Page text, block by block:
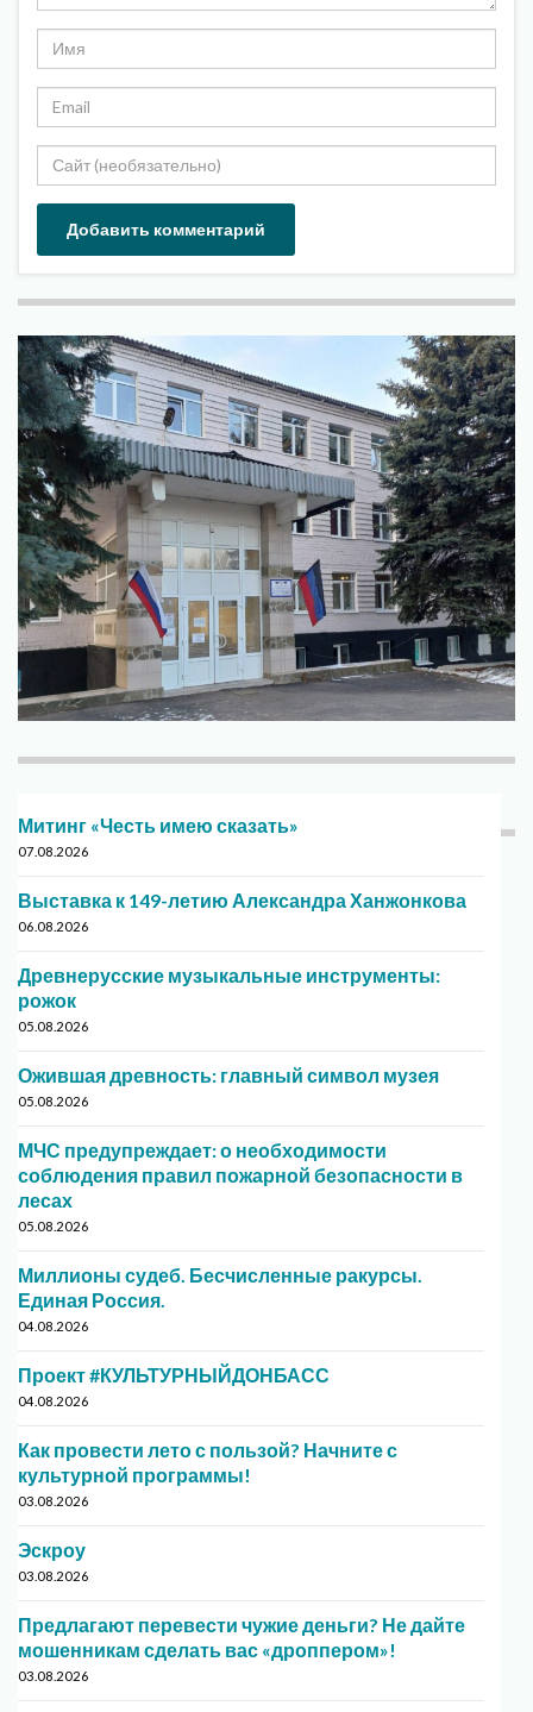
Митинг «Честь имею сказать»
07.08.2026
Выставка к 149-летию Александра Ханжонкова
06.08.2026
Древнерусские музыкальные инструменты:
рожок
05.08.2026
Ожившая древность: главный символ музея
05.08.2026
МЧС предупреждает: о необходимости
соблюдения правил пожарной безопасности в
лесах
05.08.2026
Миллионы судеб. Бесчисленные ракурсы.
Единая Россия.
04.08.2026
Проект #КУЛЬТУРНЫЙДОНБАСС
04.08.2026
Как провести лето с пользой? Начните с
культурной программы!
03.08.2026
Эскроу
03.08.2026
Предлагают перевести чужие деньги? Не дайте
мошенникам сделать вас «дроппером»!
03.08.2026